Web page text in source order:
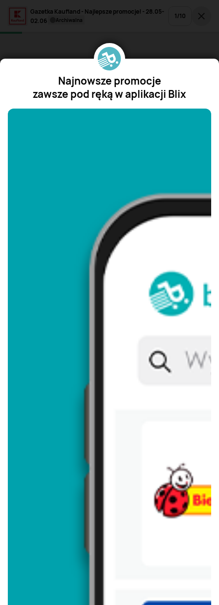
Gazetka Kaufland - Najlepsze promocje! - 28.05-
02.06
archiwalna 1/10
Najnowsze promocje
zawsze pod ręką w aplikacji Blix
"/>